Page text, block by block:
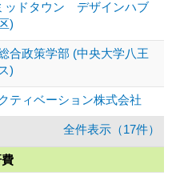
ッドタウン デザインハブ
)
政策学部 (中央大学八王
)
ティベーション株式会社
全件表示（17件）